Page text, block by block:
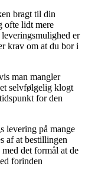
bragt til din
ofte lidt mere
er
krav om at du bor i
man mangler
selvfølgelig klogt
for den
levering på mange
af at bestillingen
det formål at de
forinden